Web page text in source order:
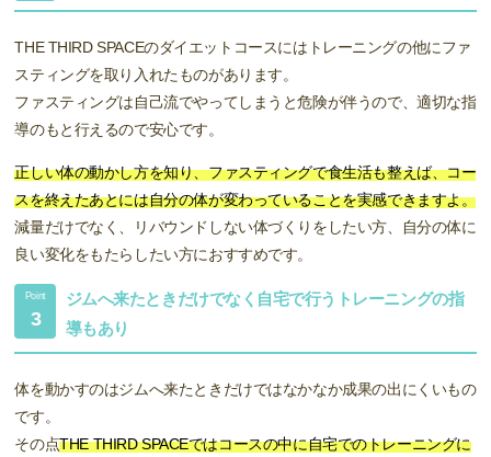
THE THIRD SPACEのダイエットコースにはトレーニングの他にファ
スティングを取り入れたものがあります。
ファスティングは自己流でやってしまうと危険が伴うので、適切な指
導のもと行えるので安心です。
正しい体の動かし方を知り、ファスティングで食生活も整えば、コー
スを終えたあとには自分の体が変わっていることを実感できますよ。
減量だけでなく、リバウンドしない体づくりをしたい方、自分の体に
良い変化をもたらしたい方におすすめです。
Point
3
ジムへ来たときだけでなく自宅で行うトレーニングの指
導もあり
体を動かすのはジムへ来たときだけではなかなか成果の出にくいもの
です。
その点THE THIRD SPACEではコースの中に自宅でのトレーニングに